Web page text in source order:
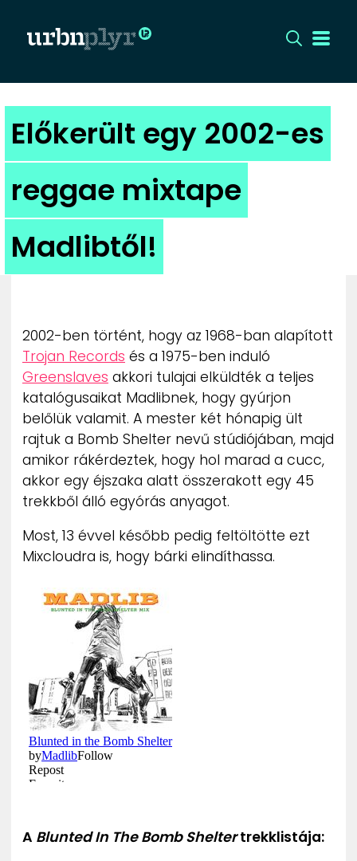
CÍMLAP
DIZÁJN
DIVAT
HIP
UTCA
ZENE
MÉDIAAJÁNLAT
IMPRESSZUM
PR-ARCHÍVUM
ADATKEZELÉSI TÁJÉKOZTATÓ
Előkerült egy 2002-es
reggae mixtape
Madlibtől!
2002-ben történt, hogy az 1968-ban alapított
Trojan Records és a 1975-ben induló
Greenslaves akkori tulajai elküldték a teljes
katalógusaikat Madlibnek, hogy gyúrjon
belőlük valamit. A mester két hónapig ült
rajtuk a Bomb Shelter nevű stúdiójában, majd
amikor rákérdeztek, hogy hol marad a cucc,
akkor egy éjszaka alatt összerakott egy 45
trekkből álló egyórás anyagot.
Most, 13 évvel később pedig feltöltötte ezt
Mixcloudra is, hogy bárki elindíthassa.
A Blunted In The Bomb Sheltertrekklistája: